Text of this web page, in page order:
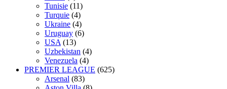
Tunisie (11)
Turquie (4)
Ukraine (4)
Uruguay (6)
USA (13)
Uzbekistan (4)
Venezuela (4)
PREMIER LEAGUE (625)
Arsenal (83)